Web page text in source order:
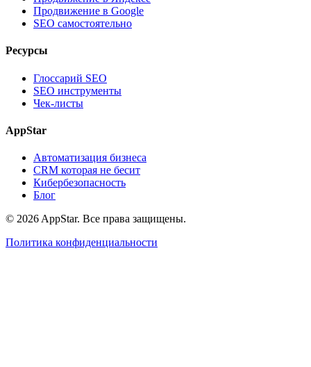
Продвижение в Google
SEO самостоятельно
Ресурсы
Глоссарий SEO
SEO инструменты
Чек-листы
AppStar
Автоматизация бизнеса
CRM которая не бесит
Кибербезопасность
Блог
© 2026 AppStar. Все права защищены.
Политика конфиденциальности